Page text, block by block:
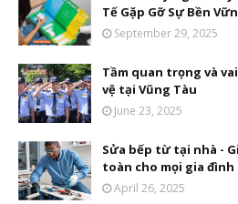
Tế Gặp Gỡ Sự Bền
September 29, 2025
Tầm quan trọng và
vệ tại Vũng Tàu
June 23, 2025
Sửa bếp từ tại nhà -
toàn cho mọi gia đình
April 26, 2025